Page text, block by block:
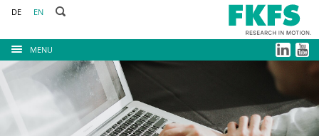
DE EN
MENU